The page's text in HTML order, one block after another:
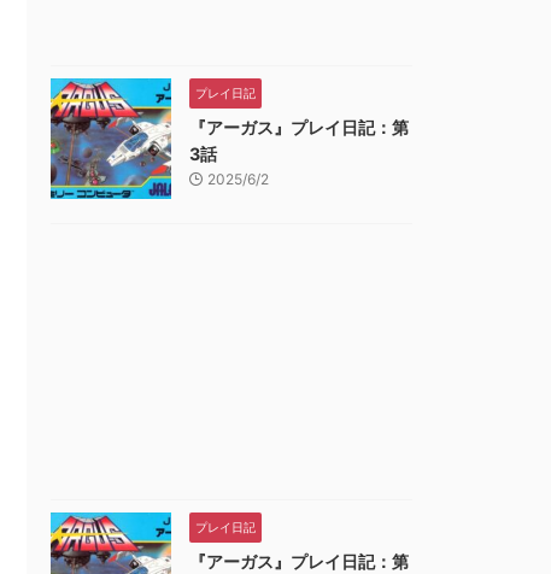
ゲームソフト
発売日 : 2025年11月13日
ゲームソフト
発売日 : 2025年10月16日 発売日 : 2021年07月
プレイ日記
『アーガス』プレイ日記：第
3話
2025/6/2
プレイ日記
『アーガス』プレイ日記：第